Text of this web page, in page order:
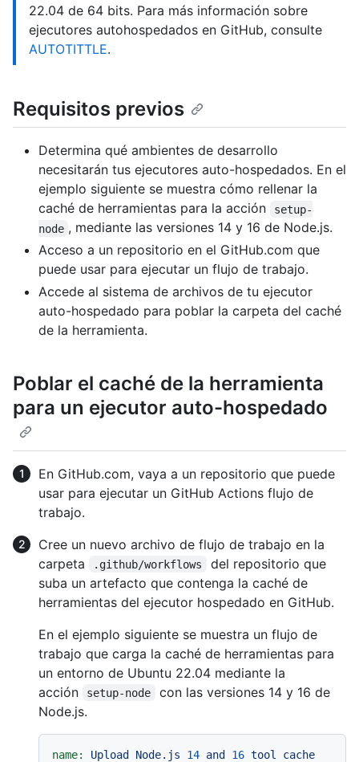
22.04 de 64 bits. Para más información sobre
ejecutores autohospedados en GitHub, consulte
AUTOTITTLE.
Requisitos previos
Determina qué ambientes de desarrollo
necesitarán tus ejecutores auto-hospedados. En el
ejemplo siguiente se muestra cómo rellenar la
caché de herramientas para la acción
setup-
node , mediante las versiones 14 y 16 de Node.js.
Acceso a un repositorio en el GitHub.com que
puede usar para ejecutar un flujo de trabajo.
Accede al sistema de archivos de tu ejecutor
auto-hospedado para poblar la carpeta del caché
de la herramienta.
Poblar el caché de la herramienta
para un ejecutor auto-hospedado
En GitHub.com, vaya a un repositorio que puede
usar para ejecutar un GitHub Actions flujo de
trabajo.
Cree un nuevo archivo de flujo de trabajo en la
carpeta
.github/workflows
del repositorio que
suba un artefacto que contenga la caché de
herramientas del ejecutor hospedado en GitHub.
En el ejemplo siguiente se muestra un flujo de
trabajo que carga la caché de herramientas para
un entorno de Ubuntu 22.04 mediante la
acción
setup-node
con las versiones 14 y 16 de
Node.js.
name: Upload Node.js 14 and 16 tool
cache